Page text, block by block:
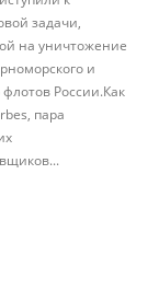
задачи,
на уничтожение
и
флотов России.Как
пара